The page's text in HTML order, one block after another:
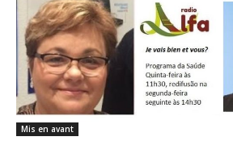
Mis en avant